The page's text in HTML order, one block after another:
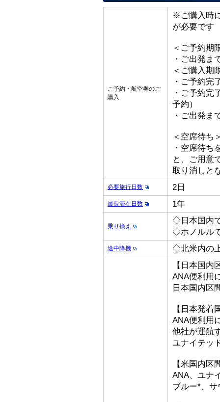
ご予約・航空券のご
購入
※ご購入時
が必要です
＜ご予約期
・ご出発ま
＜ご購入期
・ご予約完
・ご予約完
予約）
・ご出発ま
＜空席待ち
・空席待ち
と、ご用意
取り消しと
必要旅行日数 2日
最長滞在日数 1年
乗り換え
◇日本国内
◇ホノルル
途中降機 ◇北米内の
【日本国内
ANA便利用
日本国内区
【日本発着
ANA便利用
他社が運航
ユナイテッ
【米国内区
ANA、ユナ
ブルー*、